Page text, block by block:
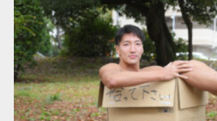
Update:2023.04.28
Category:公園のマッチョ オレンジの人 AKIHITO(
てマッチョ
ダウンロード